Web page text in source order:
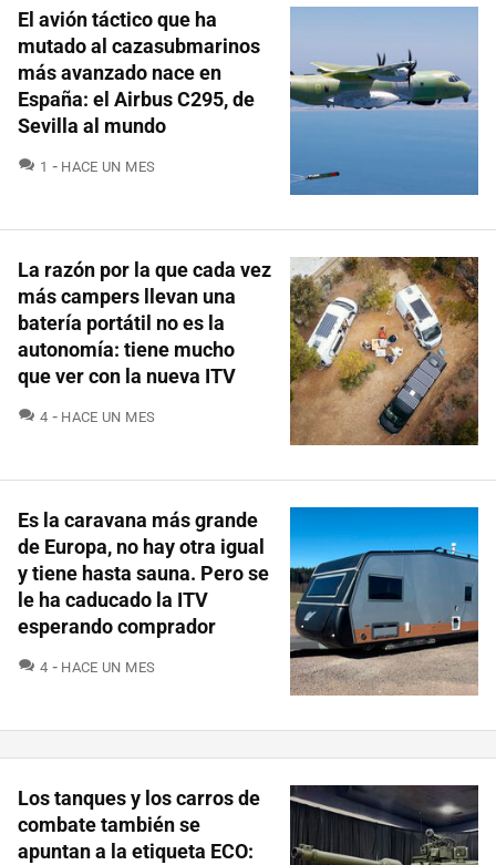
El avión táctico que ha
mutado al cazasubmarinos
más avanzado nace en
España: el Airbus C295, de
Sevilla al mundo
1 COMENTARIOS
HACE UN MES
La razón por la que cada vez
más campers llevan una
batería portátil no es la
autonomía: tiene mucho
que ver con la nueva ITV
4 COMENTARIOS
HACE UN MES
Es la caravana más grande
de Europa, no hay otra igual
y tiene hasta sauna. Pero se
le ha caducado la ITV
esperando comprador
4 COMENTARIOS
HACE UN MES
Los tanques y los carros de
combate también se
apuntan a la etiqueta ECO: